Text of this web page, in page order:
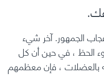
الجمهور.آخر شيء
الحظ ، في حين أن كل
، فإن معظمهم